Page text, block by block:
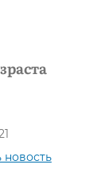
новость